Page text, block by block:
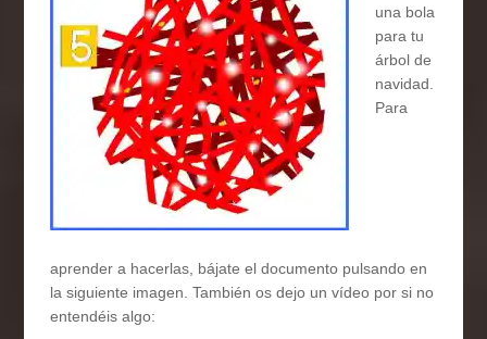
una bola
para tu
árbol de
navidad.
Para
aprender a hacerlas, bájate el documento pulsando en
la siguiente imagen. También os dejo un vídeo por si no
entendéis algo: